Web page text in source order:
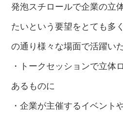
発泡スチロールで企業の立
たいという要望をとても多
の通り様々な場面で活躍い
・トークセッションで立体
あるものに
・企業が主催するイベント